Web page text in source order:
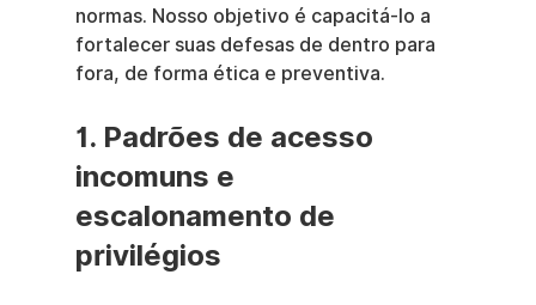
normas. Nosso objetivo é capacitá-lo a
fortalecer suas defesas de dentro para
fora, de forma ética e preventiva.
1. Padrões de acesso
incomuns e
escalonamento de
privilégios